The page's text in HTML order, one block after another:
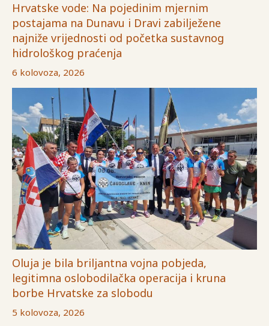
Hrvatske vode: Na pojedinim mjernim
postajama na Dunavu i Dravi zabilježene
najniže vrijednosti od početka sustavnog
hidrološkog praćenja
6 kolovoza, 2026
Oluja je bila briljantna vojna pobjeda,
legitimna oslobodilačka operacija i kruna
borbe Hrvatske za slobodu
5 kolovoza, 2026